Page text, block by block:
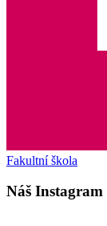
Fakultní škola
Náš Instagram